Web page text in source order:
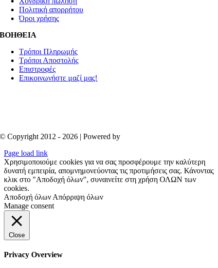
Πολιτική απορρήτου
Όροι χρήσης
ΒΟΗΘΕΙΑ
Τρόποι Πληρωμής
Τρόποι Αποστολής
Επιστροφές
Επικοινωνήστε μαζί μας!
© Copyright 2012 - 2026 | Powered by
Page load link
Χρησιμοποιούμε cookies για να σας προσφέρουμε την καλύτερη
δυνατή εμπειρία, απομνημονεύοντας τις προτιμήσεις σας. Κάνοντας
κλικ στο "Αποδοχή όλων", συναινείτε στη χρήση ΟΛΩΝ των
cookies.
Αποδοχή όλων Απόρριψη όλων
Manage consent
Close
Privacy Overview